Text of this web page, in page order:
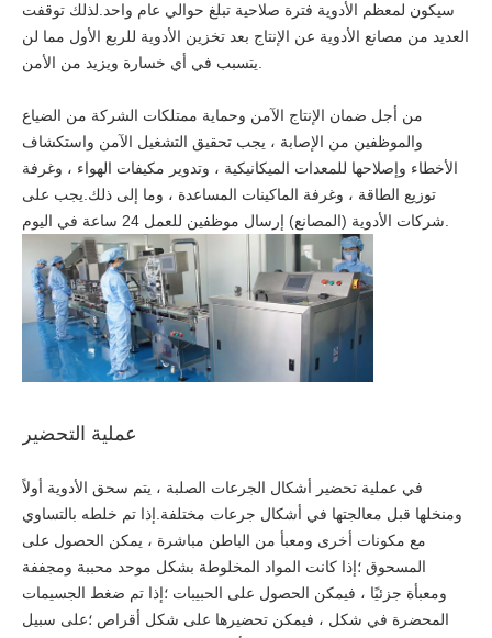
سيكون لمعظم الأدوية فترة صلاحية تبلغ حوالي عام واحد.لذلك توقفت
العديد من مصانع الأدوية عن الإنتاج بعد تخزين الأدوية للربع الأول مما لن
من أجل ضمان الإنتاج الآمن وحماية ممتلكات الشركة من الضياع
والموظفين من الإصابة ، يجب تحقيق التشغيل الآمن واستكشاف
الأخطاء وإصلاحها للمعدات الميكانيكية ، وتدوير مكيفات الهواء ، وغرفة
توزيع الطاقة ، وغرفة الماكينات المساعدة ، وما إلى ذلك.يجب على
عملية التحضير
في عملية تحضير أشكال الجرعات الصلبة ، يتم سحق الأدوية أولاً
ومنخلها قبل معالجتها في أشكال جرعات مختلفة.إذا تم خلطه بالتساوي
مع مكونات أخرى ومعبأ من الباطن مباشرة ، يمكن الحصول على
المسحوق ؛إذا كانت المواد المخلوطة بشكل موحد محببة ومجففة
ومعبأة جزئيًا ، فيمكن الحصول على الحبيبات ؛إذا تم ضغط الجسيمات
المحضرة في شكل ، فيمكن تحضيرها على شكل أقراص ؛على سبيل